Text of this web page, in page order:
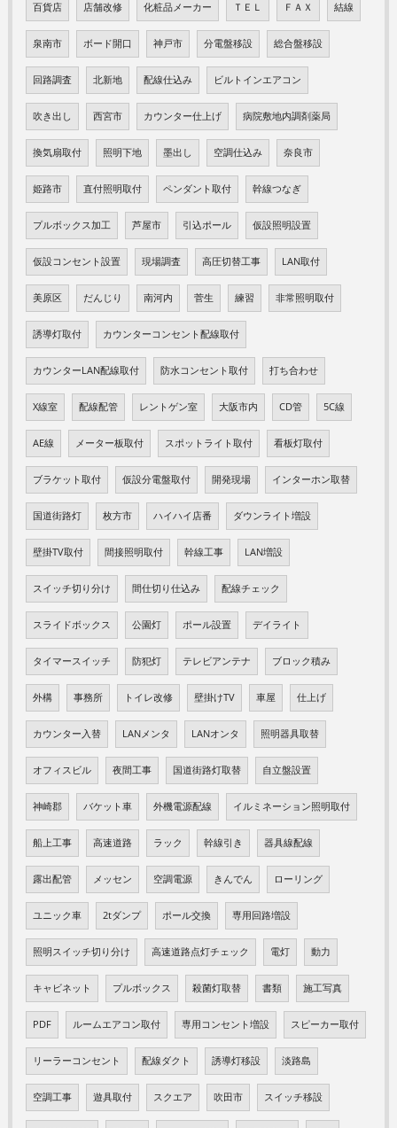
百貨店 店舗改修 化粧品メーカー ＴＥＬ ＦＡＸ 結線
泉南市 ボード開口 神戸市 分電盤移設 総合盤移設
回路調査 北新地 配線仕込み ビルトインエアコン
吹き出し 西宮市 カウンター仕上げ 病院敷地内調剤薬局
換気扇取付 照明下地 墨出し 空調仕込み 奈良市
姫路市 直付照明取付 ペンダント取付 幹線つなぎ
プルボックス加工 芦屋市 引込ポール 仮設照明設置
仮設コンセント設置 現場調査 高圧切替工事 LAN取付
美原区 だんじり 南河内 菅生 練習 非常照明取付
誘導灯取付 カウンターコンセント配線取付
カウンターLAN配線取付 防水コンセント取付 打ち合わせ
X線室 配線配管 レントゲン室 大阪市内 CD管 5C線
AE線 メーター板取付 スポットライト取付 看板灯取付
ブラケット取付 仮設分電盤取付 開発現場 インターホン取替
国道街路灯 枚方市 ハイハイ店番 ダウンライト増設
壁掛TV取付 間接照明取付 幹線工事 LAN増設
スイッチ切り分け 間仕切り仕込み 配線チェック
スライドボックス 公園灯 ポール設置 デイライト
タイマースイッチ 防犯灯 テレビアンテナ ブロック積み
外構 事務所 トイレ改修 壁掛けTV 車屋 仕上げ
カウンター入替 LANメンタ LANオンタ 照明器具取替
オフィスビル 夜間工事 国道街路灯取替 自立盤設置
神崎郡 バケット車 外機電源配線 イルミネーション照明取付
船上工事 高速道路 ラック 幹線引き 器具線配線
露出配管 メッセン 空調電源 きんでん ローリング
ユニック車 2tダンプ ポール交換 専用回路増設
照明スイッチ切り分け 高速道路点灯チェック 電灯 動力
キャビネット プルボックス 殺菌灯取替 書類 施工写真
PDF ルームエアコン取付 専用コンセント増設 スピーカー取付
リーラーコンセント 配線ダクト 誘導灯移設 淡路島
空調工事 遊具取付 スクエア 吹田市 スイッチ移設